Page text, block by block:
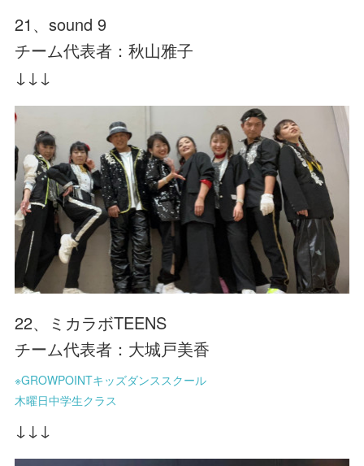
21、sound 9
チーム代表者：秋山雅子
↓↓↓
22、ミカラボTEENS
チーム代表者：大城戸美香
※GROWPOINTキッズダンススクール
木曜日中学生クラス
↓↓↓